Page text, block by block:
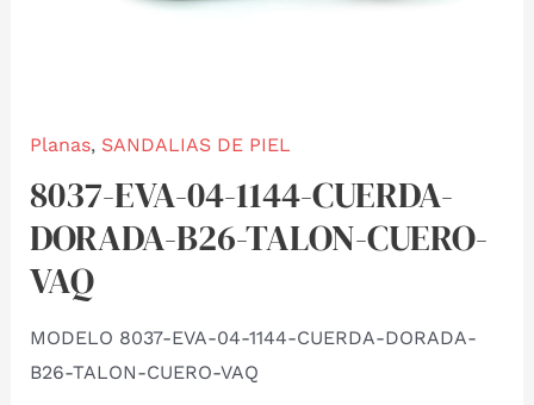
Planas, SANDALIAS DE PIEL
8037-EVA-04-1144-CUERDA-
DORADA-B26-TALON-CUERO-
VAQ
MODELO 8037-EVA-04-1144-CUERDA-DORADA-
B26-TALON-CUERO-VAQ